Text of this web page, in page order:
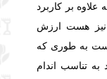
بر کاربرد
نیز هست ارزش
است به طوری که
به تناسب اندام